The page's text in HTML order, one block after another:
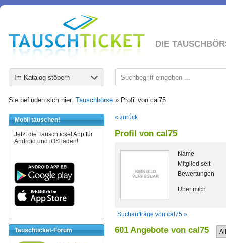
DIE
Im Katalog stöbern
Sie befinden sich hier: Tauschbörse » Profil von cal75
Mobil tauschen!
Jetzt die Tauschticket App für
Android und iOS laden!
Tauschticket-Forum
« zurück
Profil von cal75
Name
Mitglied seit
Bewertungen
Über mich
Suchaufträge von cal75 »
601 Angebote von cal75